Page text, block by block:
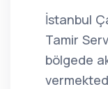
İstanbul
Tamir
bölgede